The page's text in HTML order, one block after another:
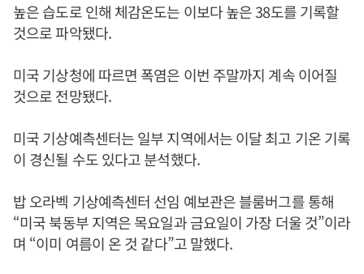
높은 습도로 인해 체감온도는 이보다 높은 38도를 기록할
것으로 파악됐다.
미국 기상청에 따르면 폭염은 이번 주말까지 계속 이어질
것으로 전망됐다.
미국 기상예측센터는 일부 지역에서는 이달 최고 기온 기록
이 경신될 수도 있다고 분석했다.
밥 오라벡 기상예측센터 선임 예보관은 블룸버그를 통해
“미국 북동부 지역은 목요일과 금요일이 가장 더울 것”이라
며 “이미 여름이 온 것 같다”고 말했다.